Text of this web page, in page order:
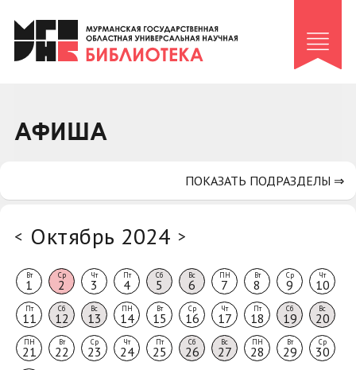
Клуб «Гиря и сельдерей»
Клуб «Семейный архив»
Коллегам
АФИША
< Октябрь 2024 >
Вт
1
Ср
2
Чт
3
Пт
4
Сб
5
Вс
6
ПН
7
Вт
8
Ср
9
Чт
10
Пт
11
Сб
12
Вс
13
ПН
14
Вт
15
Ср
16
Чт
17
Пт
18
Сб
19
Вс
20
ПН
21
Вт
22
Ср
23
Чт
24
Пт
25
Сб
26
Вс
27
ПН
28
Вт
29
Ср
30
ПОКАЗАТЬ ПОДРАЗДЕЛЫ ⇒